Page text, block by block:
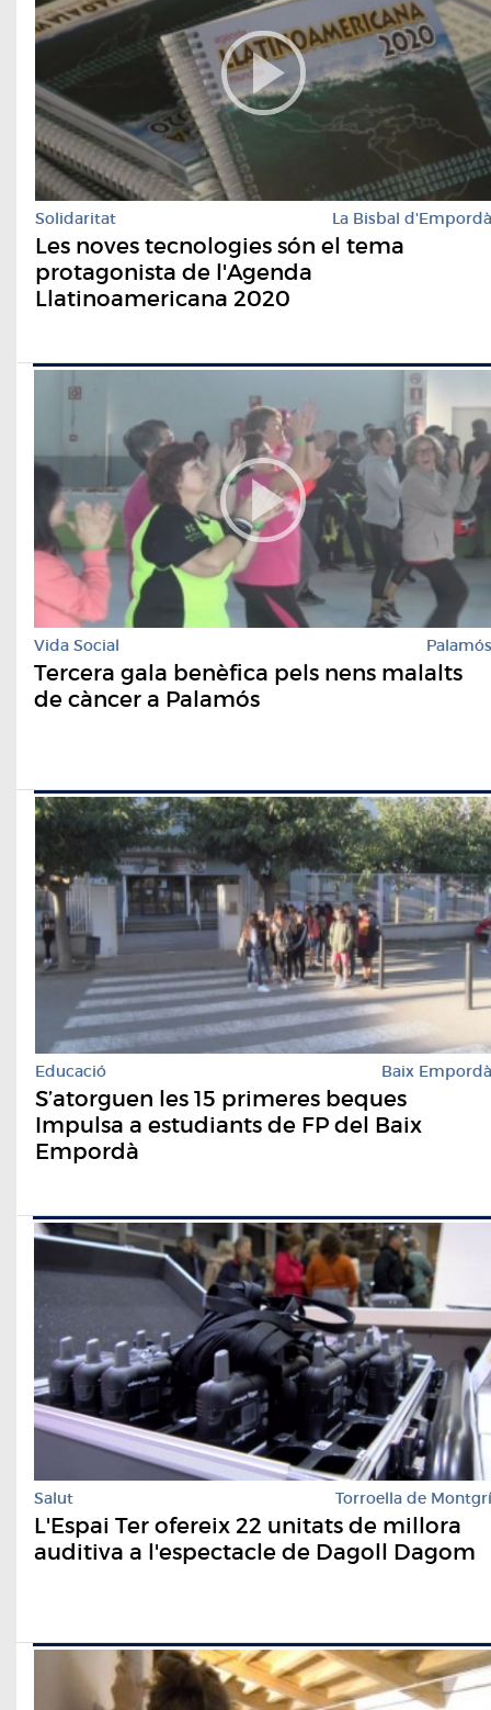
Solidaritat La Bisbal d'Empordà
Les noves tecnologies són el tema
protagonista de l'Agenda
Llatinoamericana 2020
Vida Social Palamós
Tercera gala benèfica pels nens malalts
de càncer a Palamós
Educació Baix Empordà
S’atorguen les 15 primeres beques
Impulsa a estudiants de FP del Baix
Empordà
Salut Torroella de Montgrí
L'Espai Ter ofereix 22 unitats de millora
auditiva a l'espectacle de Dagoll Dagom